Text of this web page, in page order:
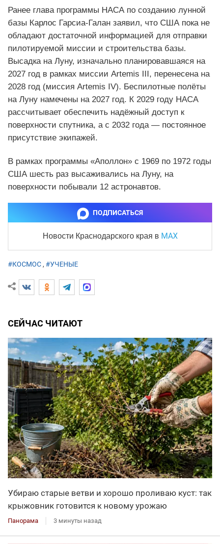
Ранее глава программы НАСА по созданию лунной
базы Карлос Гарсиа-Галан заявил, что США пока не
обладают достаточной информацией для отправки
пилотируемой миссии и строительства базы.
Высадка на Луну, изначально планировавшаяся на
2027 год в рамках миссии Artemis III, перенесена на
2028 год (миссия Artemis IV). Беспилотные полёты
на Луну намечены на 2027 год. К 2029 году НАСА
рассчитывает обеспечить надёжный доступ к
поверхности спутника, а с 2032 года — постоянное
присутствие экипажей.
В рамках программы «Аполлон» с 1969 по 1972 годы
США шесть раз высаживались на Луну, на
поверхности побывали 12 астронавтов.
ПОДПИСАТЬСЯ
Новости Краснодарского края в MAX
#КОСМОС, #УЧЕНЫЕ
СЕЙЧАС ЧИТАЮТ
Убираю старые ветви и хорошо проливаю куст: так
крыжовник готовится к новому урожаю
Панорама 3 минуты назад